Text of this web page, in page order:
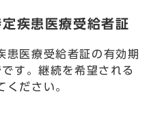
疾患医療受給者証
医療受給者証の有効期
す。継続を希望される
ください。